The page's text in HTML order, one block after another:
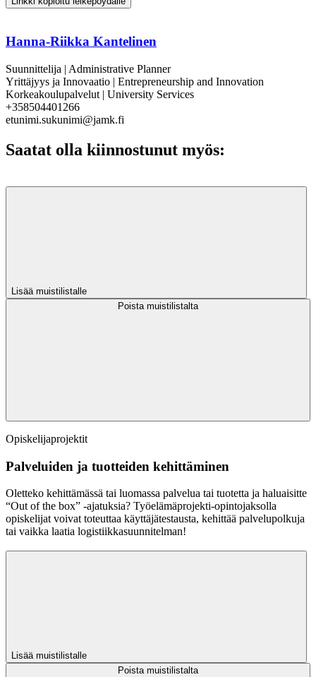
Hanna-Riikka Kantelinen
Suunnittelija | Administrative Planner
Yrittäjyys ja Innovaatio | Entrepreneurship and Innovation
Korkeakoulupalvelut | University Services
+358504401266
etunimi.sukunimi@jamk.fi
Saatat olla kiinnostunut myös:
Lisää muistilistalle
Poista muistilistalta
Opiskelijaprojektit
Palveluiden ja tuotteiden kehittäminen
Oletteko kehittämässä tai luomassa palvelua tai tuotetta ja haluaisitte
“Out of the box” -ajatuksia? Työelämäprojekti-opintojaksolla
opiskelijat voivat toteuttaa käyttäjätestausta, kehittää palvelupolkuja
tai vaikka laatia logistiikkasuunnitelman!
Lisää muistilistalle
Poista muistilistalta